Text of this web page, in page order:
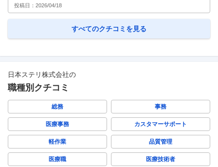
投稿日： 2026/04/18
すべてのクチコミを見る
日本ステリ株式会社の
職種別クチコミ
総務 事務
医療事務 カスタマーサポート
軽作業 品質管理
医療職 医療技術者